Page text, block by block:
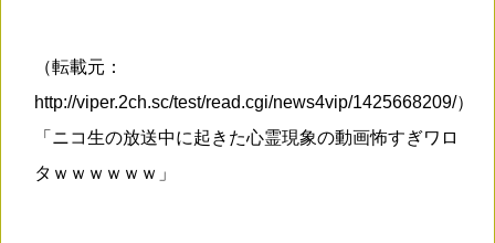
（転載元：
http://viper.2ch.sc/test/read.cgi/news4vip/1425668209/）
「ニコ生の放送中に起きた心霊現象の動画怖すぎワロ
タｗｗｗｗｗｗ」